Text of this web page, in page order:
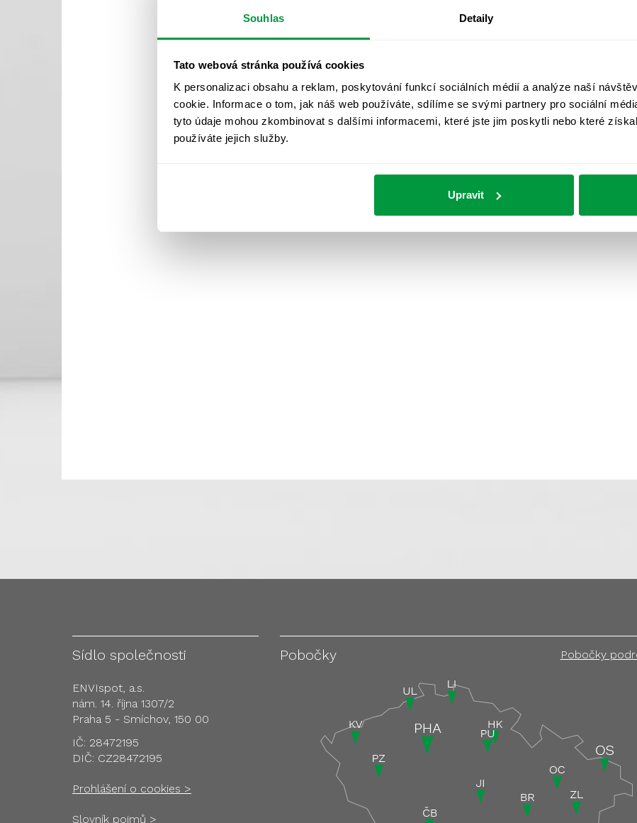
Souhlas Detaily
Tato webová stránka používá cookies
K personalizaci obsahu a reklam, poskytování funkcí sociálních médií a analýze naší
cookie. Informace o tom, jak náš web používáte, sdílíme se svými partnery pro sociální
tyto údaje mohou zkombinovat s dalšími informacemi, které jste jim poskytli nebo které
používáte jejich služby.
Upravit
Sídlo společnosti
ENVIspot, a.s.
nám. 14. října 1307/2
Praha 5 - Smíchov, 150 00
IČ: 28472195
DIČ: CZ28472195
Prohlášení o cookies >
Slovník pojmů >
Pobočky Pobočky